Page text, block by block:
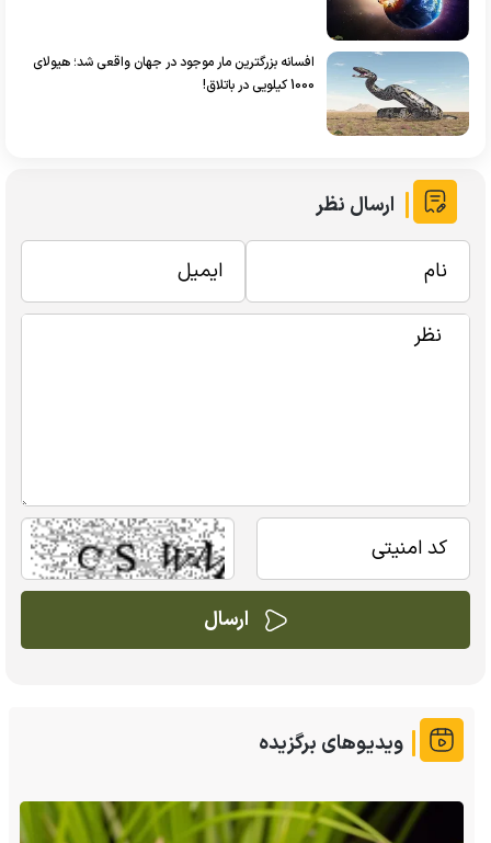
افسانه بزرگترین مار موجود در جهان واقعی شد؛ هیولای
1000 کیلویی در باتلاق!
ارسال نظر
ویدیوهای برگزیده